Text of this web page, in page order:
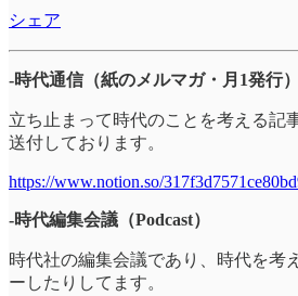
シェア
-時代通信（紙のメルマガ・月1発行）
立ち止まって時代のことを考える記
送付しております。
https://www.notion.so/
-時代編集会議（Podcast）
時代社の編集会議であり、時代を考
ーしたりしてます。